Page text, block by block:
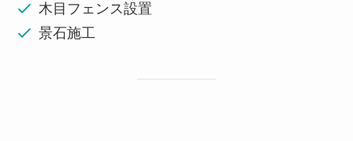
木目フェンス設置
景石施工